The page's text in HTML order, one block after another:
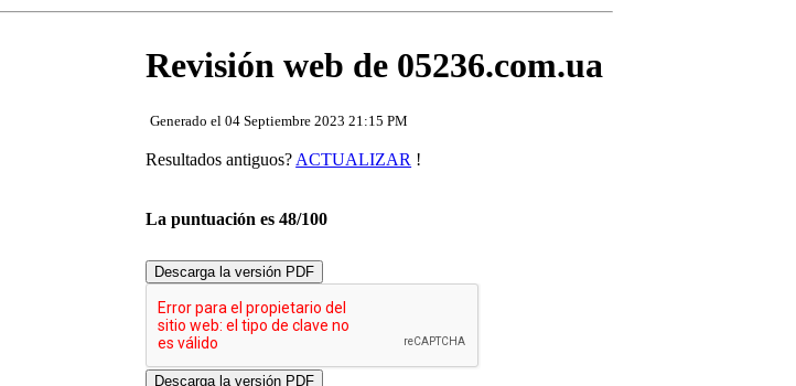
Revisión web de 05236.com.ua
Generado el 04 Septiembre 2023 21:15 PM
Resultados antiguos? ACTUALIZAR !
La puntuación es 48/100
Descarga la versión PDF